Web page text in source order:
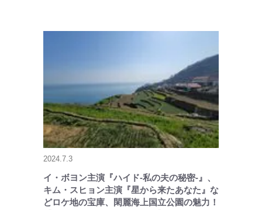
2024.7.3
イ・ボヨン主演『ハイド-私の夫の秘密-』、
キム・スヒョン主演『星から来たあなた』な
どロケ地の宝庫、閑麗海上国立公園の魅力！